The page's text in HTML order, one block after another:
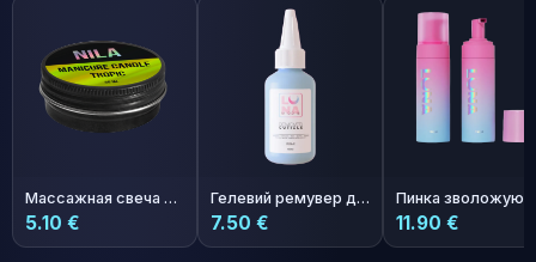
Массажная свеча для маникюра Nila Тропик 30мл
5.10 €
Гелевий ремувер для кутикулы Remover 60ml
7.50 € 11.90 €